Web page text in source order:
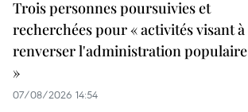
Trois personnes poursuivies et
recherchées pour « activités visant à
renverser l'administration populaire
»
07/08/2026 14:54